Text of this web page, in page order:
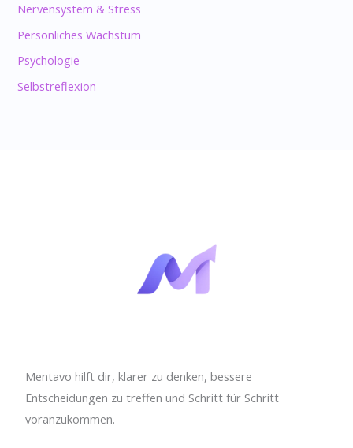
Nervensystem & Stress
Persönliches Wachstum
Psychologie
Selbstreflexion
Mentavo hilft dir, klarer zu denken, bessere
Entscheidungen zu treffen und Schritt für Schritt
voranzukommen.